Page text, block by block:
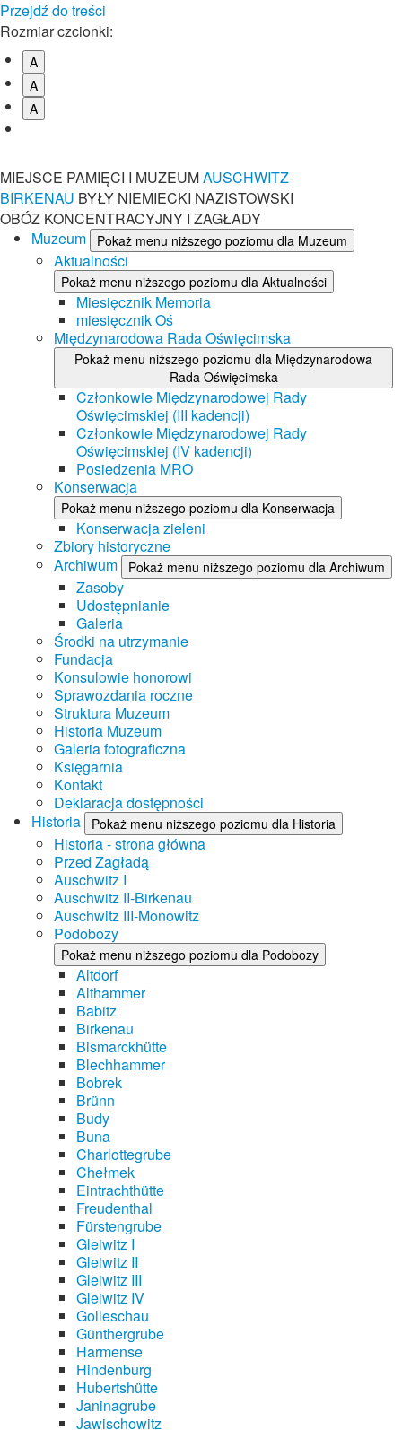
Przejdź do treści
Rozmiar czcionki:
A
A
A
MIEJSCE PAMIĘCI I MUZEUMAUSCHWITZ-
BIRKENAU BYŁY NIEMIECKI NAZISTOWSKI
OBÓZ KONCENTRACYJNY I ZAGŁADY
Muzeum
Pokaż menu niższego poziomu dla Muzeum
Aktualności
Pokaż menu niższego poziomu dla Aktualności
Miesięcznik Memoria
miesięcznik Oś
Międzynarodowa Rada Oświęcimska
Pokaż menu niższego poziomu dla Międzynarodowa
Rada Oświęcimska
Członkowie Międzynarodowej Rady
Oświęcimskiej (III kadencji)
Członkowie Międzynarodowej Rady
Oświęcimskiej (IV kadencji)
Posiedzenia MRO
Konserwacja
Pokaż menu niższego poziomu dla Konserwacja
Konserwacja zieleni
Zbiory historyczne
Archiwum
Pokaż menu niższego poziomu dla Archiwum
Zasoby
Udostępnianie
Galeria
Środki na utrzymanie
Fundacja
Konsulowie honorowi
Sprawozdania roczne
Struktura Muzeum
Historia Muzeum
Galeria fotograficzna
Księgarnia
Kontakt
Deklaracja dostępności
Historia
Pokaż menu niższego poziomu dla Historia
Historia - strona główna
Przed Zagładą
Auschwitz I
Auschwitz II-Birkenau
Auschwitz III-Monowitz
Podobozy
Pokaż menu niższego poziomu dla Podobozy
Altdorf
Althammer
Babitz
Birkenau
Bismarckhütte
Blechhammer
Bobrek
Brünn
Budy
Buna
Charlottegrube
Chełmek
Eintrachthütte
Freudenthal
Fürstengrube
Gleiwitz I
Gleiwitz II
Gleiwitz III
Gleiwitz IV
Golleschau
Günthergrube
Harmense
Hindenburg
Hubertshütte
Janinagrube
Jawischowitz